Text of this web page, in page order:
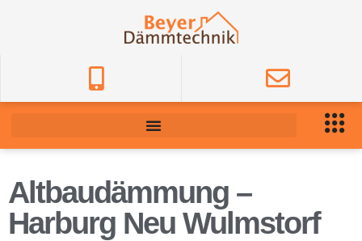
Altbaudämmung –
Harburg Neu Wulmstorf